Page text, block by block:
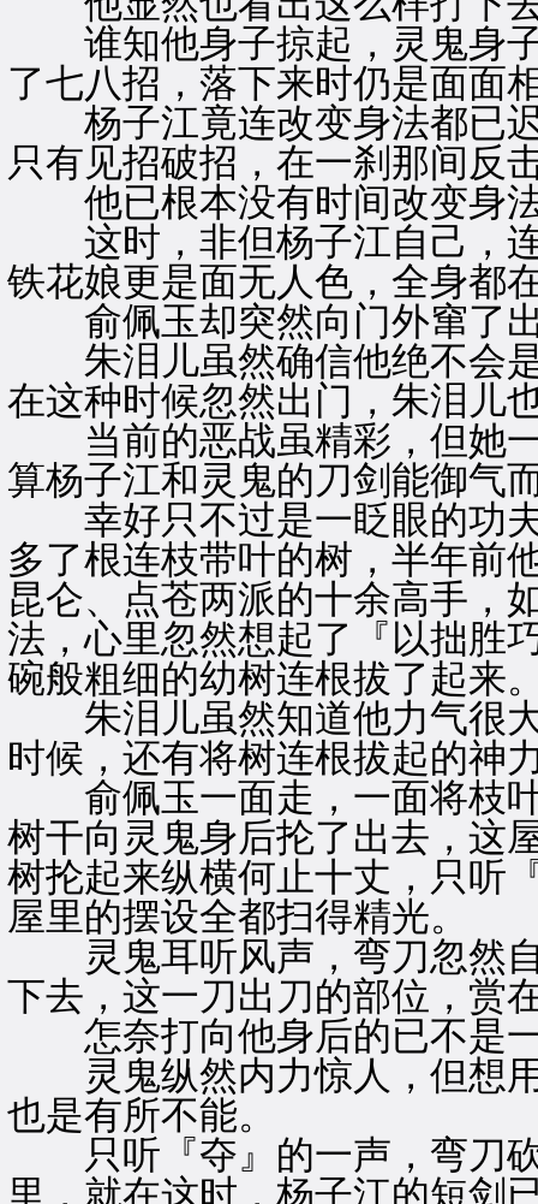
谁知他身子掠起，灵鬼身子
了七八招，落下来时仍是面面
杨子江竟连改变身法都已迟
只有见招破招，在一刹那间反
他已根本没有时间改变身
这时，非但杨子江自己，连
铁花娘更是面无人色，全身都
俞佩玉却突然向门外窜了
朱泪儿虽然确信他绝不会是
在这种时候忽然出门，朱泪儿
当前的恶战虽精彩，但她一
算杨子江和灵鬼的刀剑能御气
幸好只不过是一眨眼的功夫
多了根连枝带叶的树，半年前
昆仑、点苍两派的十余高手，
法，心里忽然想起了『以拙胜
碗般粗细的幼树连根拔了起来
朱泪儿虽然知道他力气很大
时候，还有将树连根拔起的神
俞佩玉一面走，一面将枝叶
树干向灵鬼身后抡了出去，这
树抡起来纵横何止十丈，只听
屋里的摆设全都扫得精光。
灵鬼耳听风声，弯刀忽然自
下去，这一刀出刀的部位，赏
怎奈打向他身后的已不是一
灵鬼纵然内力惊人，但想用
也是有所不能。
只听『夺』的一声，弯刀砍
里，就在这时，杨子江的短剑